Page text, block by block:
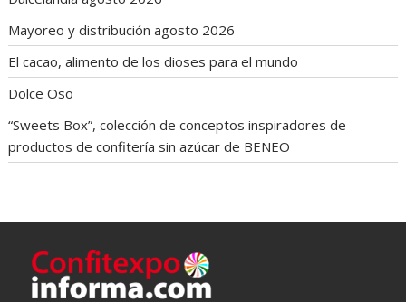
Mayoreo y distribución agosto 2026
El cacao, alimento de los dioses para el mundo
Dolce Oso
“Sweets Box”, colección de conceptos inspiradores de
productos de confitería sin azúcar de BENEO